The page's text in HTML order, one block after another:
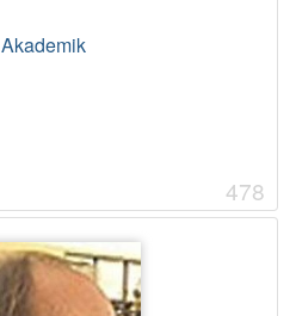
Akademik
478